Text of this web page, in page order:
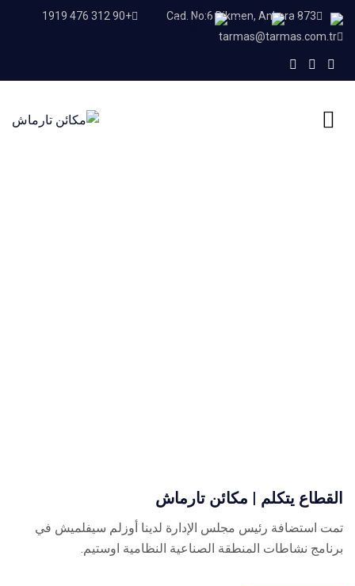
873 Cad. No:6 Dikmen, Ankara
+90 312 476 1919
tarmas@tarmas.com.tr
القطاع يتكلم | مكائن تارماش
تمت استضافة رئيس مجلس الإدارة لدينا أوزلم سيفلميش في
برنامج نشاطات المنطقة الصناعية النظامية اوستيم.